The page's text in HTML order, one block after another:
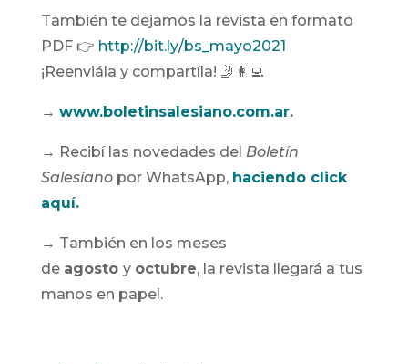
También te dejamos la revista en formato
PDF 👉 http://bit.ly/bs_mayo2021
¡Reenviála y compartíla! 🤳👩‍💻
→ www.boletinsalesiano.com.ar.
→ Recibí las novedades del Boletín
Salesianopor WhatsApp, haciendo click
aquí.
→ También en los meses
de agosto y octubre, la revista llegará a tus
manos en papel.